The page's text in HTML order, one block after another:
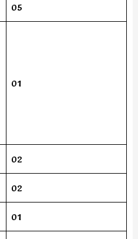
05
01
02
02
01